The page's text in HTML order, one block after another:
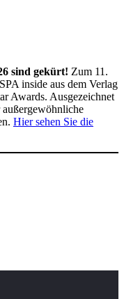
sind gekürt! Zum 11.
inside aus dem Verlag
Awards. Ausgezeichnet
außergewöhnliche
Hier sehen Sie die